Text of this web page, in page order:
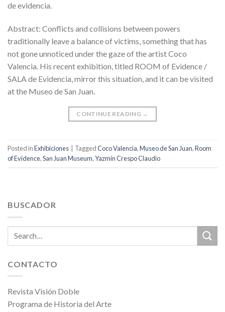
de evidencia.
Abstract: Conflicts and collisions between powers
traditionally leave a balance of victims, something that has
not gone unnoticed under the gaze of the artist Coco
Valencia. His recent exhibition, titled ROOM of Evidence /
SALA de Evidencia, mirror this situation, and it can be visited
at the Museo de San Juan.
CONTINUE READING →
Posted inExhibiciones TaggedCoco Valencia,Museo de San Juan,Room
of Evidence,San Juan Museum,Yazmín Crespo Claudio
BUSCADOR
CONTACTO
Revista Visión Doble
Programa de Historia del Arte